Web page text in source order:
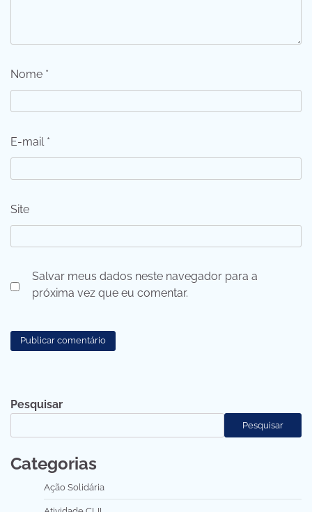
Nome *
E-mail *
Site
Salvar meus dados neste navegador para a
próxima vez que eu comentar.
Pesquisar
Pesquisar
Categorias
Ação Solidária